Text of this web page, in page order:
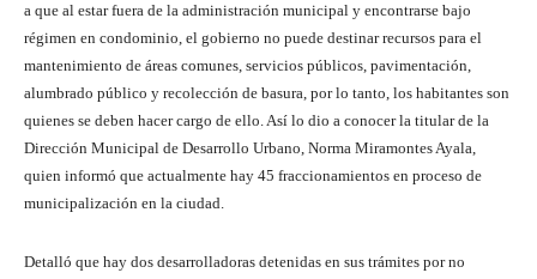
a que al estar fuera de la administración municipal y encontrarse bajo
régimen en condominio, el gobierno no puede destinar recursos para el
mantenimiento de áreas comunes, servicios públicos, pavimentación,
alumbrado público y recolección de basura, por lo tanto, los habitantes son
quienes se deben hacer cargo de ello. Así lo dio a conocer la titular de la
Dirección Municipal de Desarrollo Urbano, Norma Miramontes Ayala,
quien informó que actualmente hay 45 fraccionamientos en proceso de
municipalización en la ciudad.
Detalló que hay dos desarrolladoras detenidas en sus trámites por no